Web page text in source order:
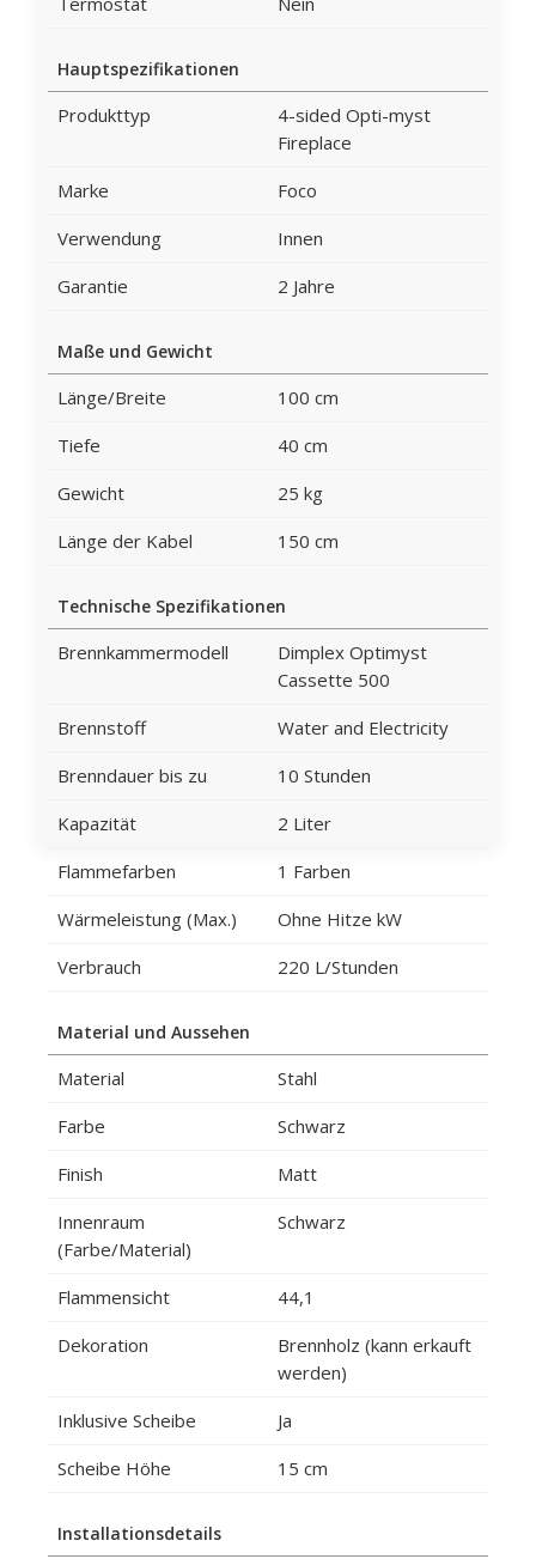
Hauptspezifikationen
Produkttyp
4-sided Opti-myst
Fireplace
Marke
Foco
Verwendung
Innen
Garantie
2 Jahre
Maße und Gewicht
Länge/Breite
100 cm
Tiefe
40 cm
Gewicht
25 kg
Länge der Kabel
150 cm
Technische Spezifikationen
Brennkammermodell
Dimplex Optimyst
Cassette 500
Brennstoff
Water and Electricity
Brenndauer bis zu
10 Stunden
Kapazität
2 Liter
Flammefarben
1 Farben
Wärmeleistung (Max.)
Ohne Hitze kW
Verbrauch
220 L/Stunden
Material und Aussehen
Material
Stahl
Farbe
Schwarz
Finish
Matt
Innenraum
(Farbe/Material)
Schwarz
Flammensicht
44,1
Dekoration
Brennholz (kann erkauft
werden)
Inklusive Scheibe
Ja
Scheibe Höhe
15 cm
Installationsdetails